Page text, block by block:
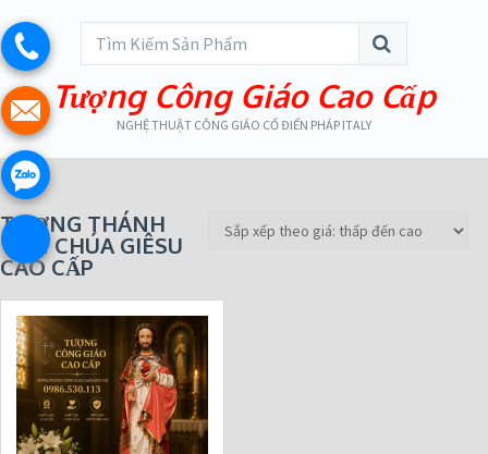
Tượng Công Giáo Cao Cấp
NGHỆ THUẬT CÔNG GIÁO CỔ ĐIỂN PHÁP ITALY
TƯỢNG THÁNH
TÂM CHÚA GIÊSU
CAO CẤP